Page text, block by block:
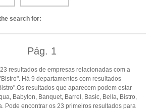
search for:
Pág. 1
resultados de empresas relacionadas com a
Há 9 departamentos com resultados
resultados que aparecem podem estar
Babylon, Banquet, Barrel, Basic, Bella, Bistro,
Pode encontrar os 23 primeiros resultados para